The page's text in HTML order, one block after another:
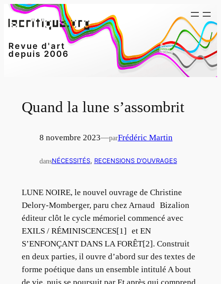
Aller
au
Revue d'art
depuis 2006
Quand la lune s’assombrit
8 novembre 2023—parFrédéric Martin
dansNÉCESSITÉS, RECENSIONS D’OUVRAGES
LUNE NOIRE, le nouvel ouvrage de Christine
Delory-Momberger, paru chez Arnaud Bizalion
éditeur clôt le cycle mémoriel commencé avec
EXILS / RÉMINISCENCES[1] et EN
S’ENFONÇANT DANS LA FORÊT[2]. Construit
en deux parties, il ouvre d’abord sur des textes de
forme poétique dans un ensemble intitulé A bout